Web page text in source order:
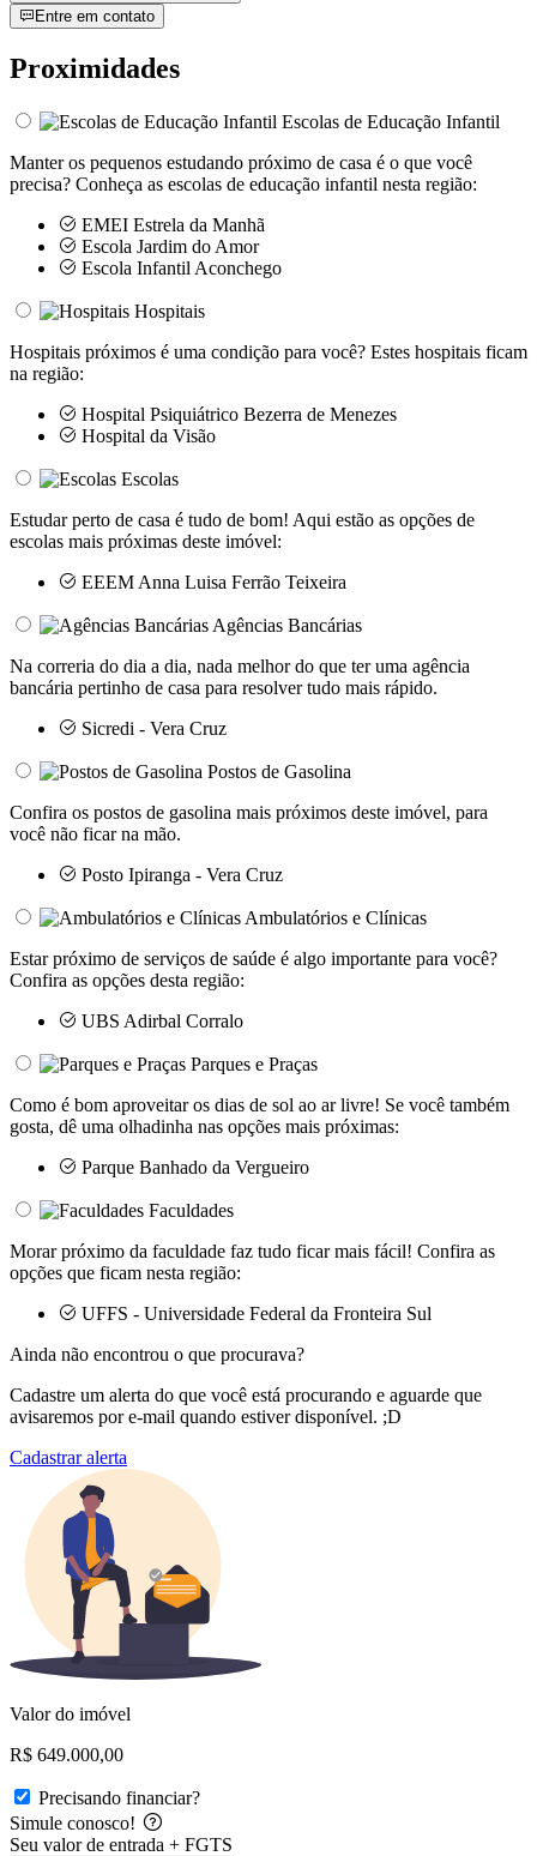
Entre em contato
Proximidades
Escolas de Educação Infantil
Manter os pequenos estudando próximo de casa é o que você
precisa? Conheça as escolas de educação infantil nesta região:
EMEI Estrela da Manhã
Escola Jardim do Amor
Escola Infantil Aconchego
Hospitais
Hospitais próximos é uma condição para você? Estes hospitais ficam
na região:
Hospital Psiquiátrico Bezerra de Menezes
Hospital da Visão
Escolas
Estudar perto de casa é tudo de bom! Aqui estão as opções de
escolas mais próximas deste imóvel:
EEEM Anna Luisa Ferrão Teixeira
Agências Bancárias
Na correria do dia a dia, nada melhor do que ter uma agência
bancária pertinho de casa para resolver tudo mais rápido.
Sicredi - Vera Cruz
Postos de Gasolina
Confira os postos de gasolina mais próximos deste imóvel, para
você não ficar na mão.
Posto Ipiranga - Vera Cruz
Ambulatórios e Clínicas
Estar próximo de serviços de saúde é algo importante para você?
Confira as opções desta região:
UBS Adirbal Corralo
Parques e Praças
Como é bom aproveitar os dias de sol ao ar livre! Se você também
gosta, dê uma olhadinha nas opções mais próximas:
Parque Banhado da Vergueiro
Faculdades
Morar próximo da faculdade faz tudo ficar mais fácil! Confira as
opções que ficam nesta região:
UFFS - Universidade Federal da Fronteira Sul
Ainda não encontrou o que procurava?
Cadastre um alerta do que você está procurando e aguarde que
avisaremos por e-mail quando estiver disponível. ;D
Cadastrar alerta
Valor do imóvel
R$ 649.000,00
Precisando financiar?
Simule conosco!
Seu valor de entrada + FGTS